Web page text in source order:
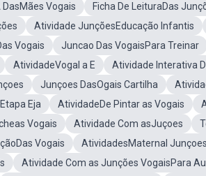
Vogais Ficha De LeituraDas
Atividade JunçõesEducação Infantis
Vogais Juncao Das VogaisPara Treinar
AtividadeVogal a E
Atividade Interativa
Junçoes DasOgais Cartilha
Eja AtividadeDe Pintar as Vogais
Vogais Atividade Com asJuçoes
Vogais
AtividadesMaternal
Atividade Com as Junções VogaisPara